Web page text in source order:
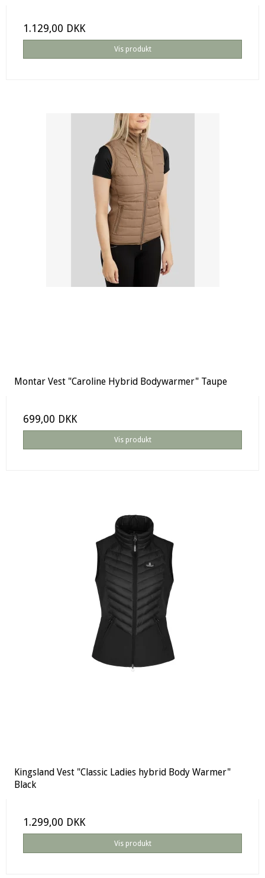
1.129,00 DKK
Vis produkt
Montar Vest "Caroline Hybrid Bodywarmer" Taupe
699,00 DKK
Vis produkt
Kingsland Vest "Classic Ladies hybrid Body Warmer"
Black
1.299,00 DKK
Vis produkt